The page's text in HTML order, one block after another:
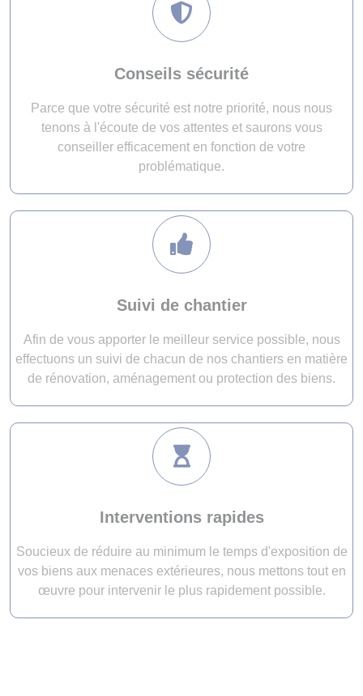
Conseils sécurité
Parce que votre sécurité est notre priorité, nous nous
tenons à l'écoute de vos attentes et saurons vous
conseiller efficacement en fonction de votre
problématique.
Suivi de chantier
Afin de vous apporter le meilleur service possible, nous
effectuons un suivi de chacun de nos chantiers en matière
de rénovation, aménagement ou protection des biens.
Interventions rapides
Soucieux de réduire au minimum le temps d'exposition de
vos biens aux menaces extérieures, nous mettons tout en
œuvre pour intervenir le plus rapidement possible.